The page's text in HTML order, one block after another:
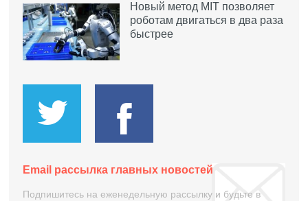
Новый метод MIT позволяет
роботам двигаться в два раза
быстрее
Email рассылка главных новостей
Подпишитесь на еженедельную рассылку и будьте в